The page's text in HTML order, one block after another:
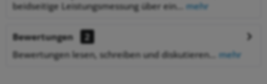
beidseitige Leistungsmessung über ein...
mehr
Bewertungen
2
Bewertungen lesen, schreiben und diskutieren...
mehr